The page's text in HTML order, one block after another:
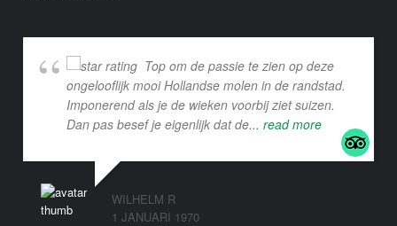
Top om de passie te zien op deze
ongelooflijk mooi Hollandse molen in de randstad.
Imponerend als je de wieken voorbij ziet suizen.
Dan pas besef je eigenlijk dat de... read more
WILHELM R
1 JANUARI 1970